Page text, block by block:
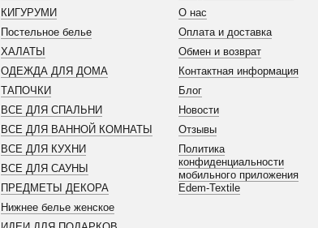
КИГУРУМИ
Постельное белье
ХАЛАТЫ
ОДЕЖДА ДЛЯ ДОМА
ТАПОЧКИ
ВСЕ ДЛЯ СПАЛЬНИ
ВСЕ ДЛЯ ВАННОЙ КОМНАТЫ
ВСЕ ДЛЯ КУХНИ
ВСЕ ДЛЯ САУНЫ
ПРЕДМЕТЫ ДЕКОРА
Нижнее белье женское
О нас
Оплата и доставка
Обмен и возврат
Контактная информация
Блог
Новости
Отзывы
Политика
конфиденциальности
мобильного приложения
Edem-Textile